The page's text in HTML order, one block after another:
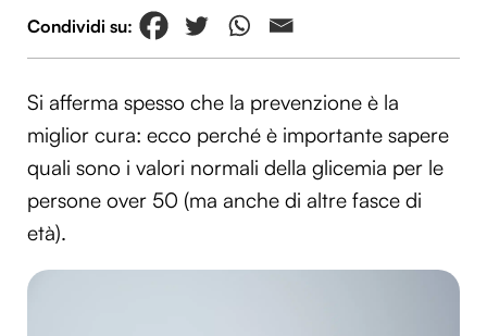
Si afferma spesso che la prevenzione è la
miglior cura: ecco perché è importante sapere
quali sono i valori normali della glicemia per le
persone over 50 (ma anche di altre fasce di
età).